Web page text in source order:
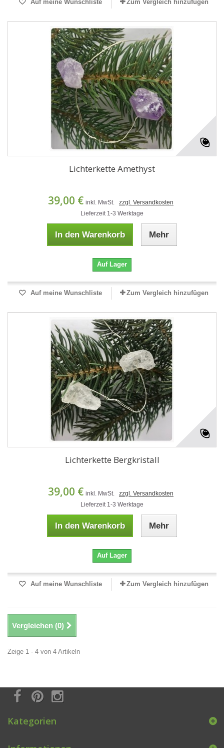
Auf meine Wunschliste Zum Vergleich hinzufügen
Lichterkette Amethyst
39,00 € inkl. MwSt.
zzgl. Versandkosten
Lieferzeit 1-3 Werktage
In den Warenkorb Mehr
Auf Lager
Auf meine Wunschliste Zum Vergleich hinzufügen
Lichterkette Bergkristall
39,00 € inkl. MwSt.
zzgl. Versandkosten
Lieferzeit 1-3 Werktage
In den Warenkorb Mehr
Auf Lager
Auf meine Wunschliste Zum Vergleich hinzufügen
Vergleichen (0)
Zeige 1 - 4 von 4 Artikeln
Kategorien